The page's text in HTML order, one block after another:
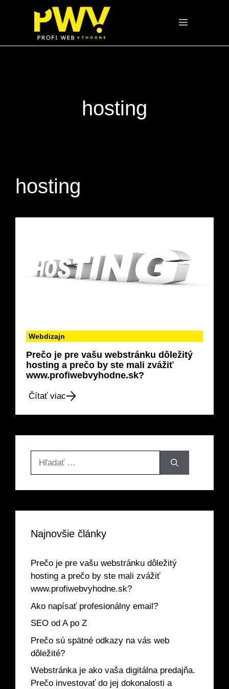
Menu
hosting
hosting
Webdizajn
Prečo je pre vašu webstránku dôležitý
hosting a prečo by ste mali zvážiť
www.profiwebvyhodne.sk?
Čítať viac
Najnovšie články
Prečo je pre vašu webstránku dôležitý
hosting a prečo by ste mali zvážiť
www.profiwebvyhodne.sk?
Ako napísať profesionálny email?
SEO od A po Z
Prečo sú spätné odkazy na vás web
dôležité?
Webstránka je ako vaša digitálna predajňa.
Prečo investovať do jej dokonalosti a